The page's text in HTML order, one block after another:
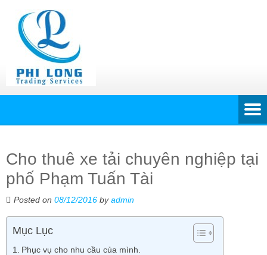
Cho thuê xe tải chuyên nghiệp tại
phố Phạm Tuấn Tài
Posted on 08/12/2016 byadmin
Mục Lục
Phục vụ cho nhu cầu của mình.